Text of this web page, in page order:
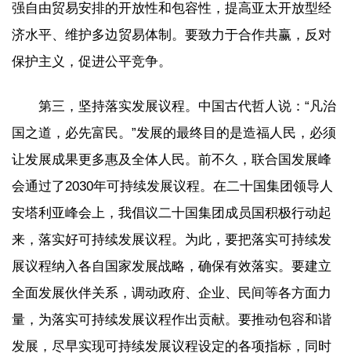
强自由贸易安排的开放性和包容性，提高亚太开放型经
济水平、维护多边贸易体制。要致力于合作共赢，反对
保护主义，促进公平竞争。
第三，坚持落实发展议程。中国古代哲人说：“凡治
国之道，必先富民。”发展的最终目的是造福人民，必须
让发展成果更多惠及全体人民。前不久，联合国发展峰
会通过了2030年可持续发展议程。在二十国集团领导人
安塔利亚峰会上，我倡议二十国集团成员国积极行动起
来，落实好可持续发展议程。为此，要把落实可持续发
展议程纳入各自国家发展战略，确保有效落实。要建立
全面发展伙伴关系，调动政府、企业、民间等各方面力
量，为落实可持续发展议程作出贡献。要推动包容和谐
发展，尽早实现可持续发展议程设定的各项指标，同时